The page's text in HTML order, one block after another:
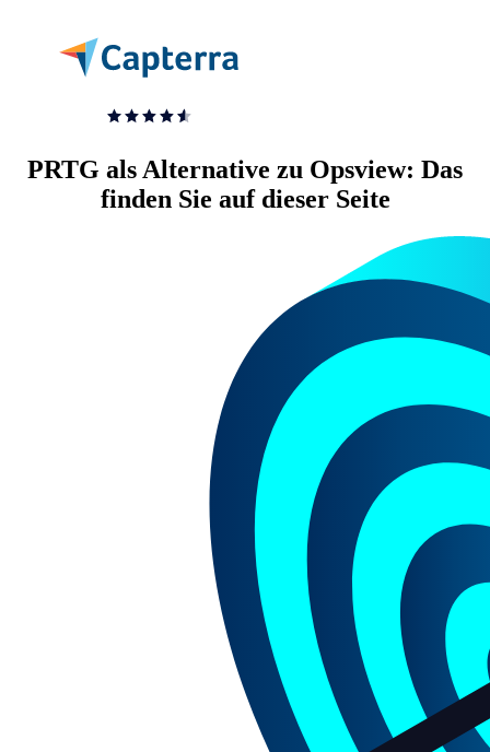
PRTG als Alternative zu Opsview: Das
finden Sie auf dieser Seite